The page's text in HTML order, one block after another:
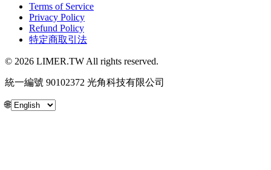
Terms of Service
Privacy Policy
Refund Policy
特定商取引法
© 2026 LIMER.TW All rights reserved.
統一編號 90102372 光角科技有限公司
🌐